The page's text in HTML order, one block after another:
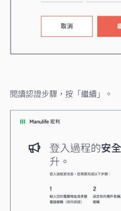
閱讀認證步驟，按「繼續」。